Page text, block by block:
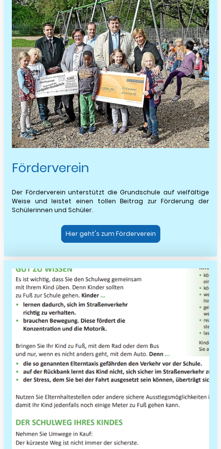
Förderverein
Der Förderverein unterstützt die Grundschule auf vielfältige
Weise und leistet einen tollen Beitrag zur Förderung der
Schülerinnen und Schüler.
Hier geht's zum Förderverein